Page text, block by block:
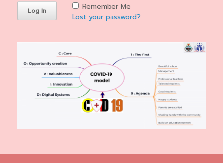
Remember Me
Lost your password?